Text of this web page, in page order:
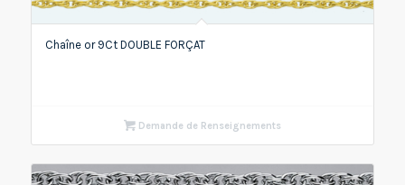
Chaîne or 9Ct DOUBLE FORÇAT
Demande de Renseignements